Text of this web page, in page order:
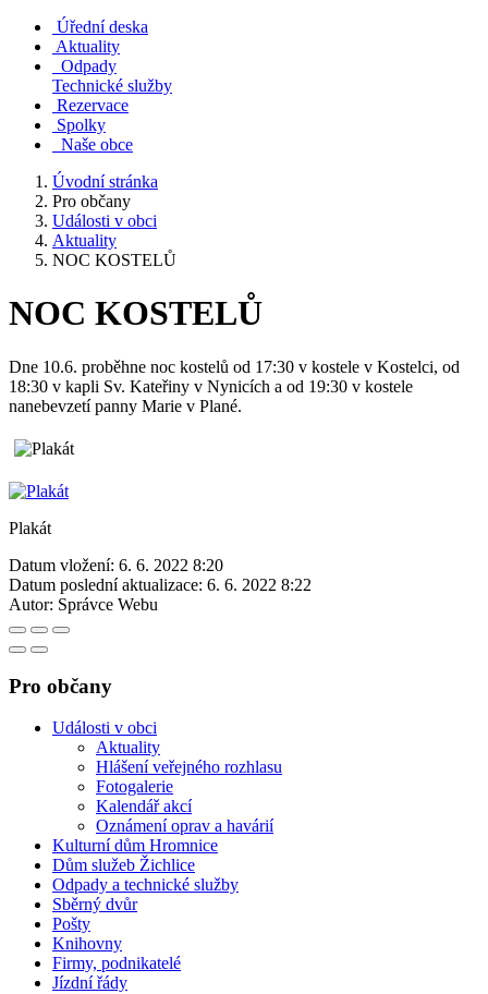
Úřední deska
Aktuality
Odpady
Technické služby
Rezervace
Spolky
Naše obce
Úvodní stránka
Pro občany
Události v obci
Aktuality
NOC KOSTELŮ
NOC KOSTELŮ
Dne 10.6. proběhne noc kostelů od 17:30 v kostele v Kostelci, od
18:30 v kapli Sv. Kateřiny v Nynicích a od 19:30 v kostele
nanebevzetí panny Marie v Plané.
Plakát
Datum vložení: 6. 6. 2022 8:20
Datum poslední aktualizace: 6. 6. 2022 8:22
Autor: Správce Webu
Pro občany
Události v obci
Aktuality
Hlášení veřejného rozhlasu
Fotogalerie
Kalendář akcí
Oznámení oprav a havárií
Kulturní dům Hromnice
Dům služeb Žichlice
Odpady a technické služby
Sběrný dvůr
Pošty
Knihovny
Firmy, podnikatelé
Jízdní řády